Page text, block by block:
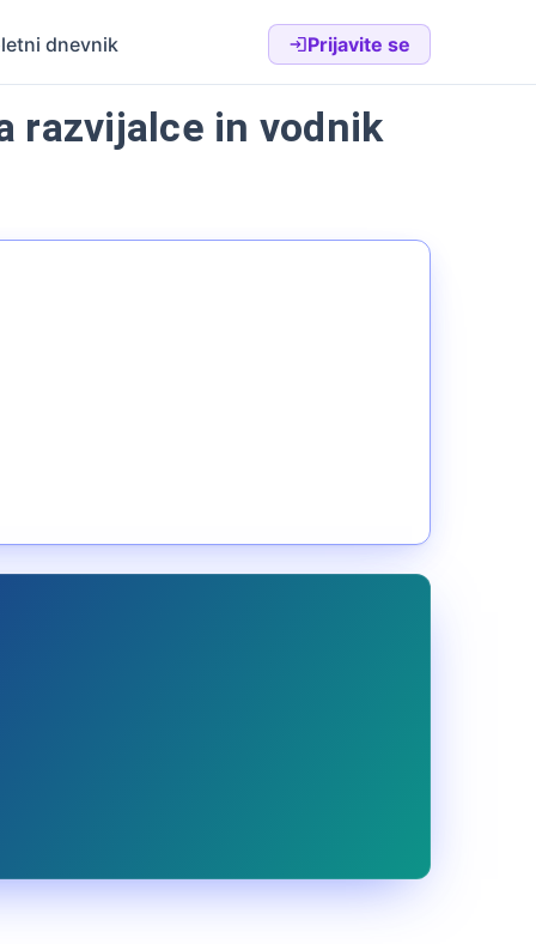
dnevnik Prijavite se
razvijalce in vodnik